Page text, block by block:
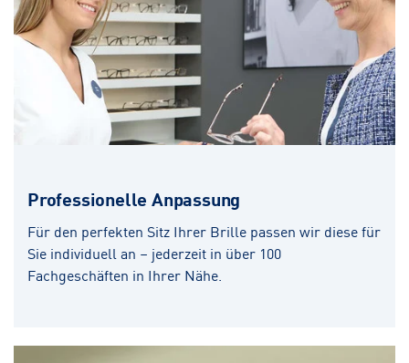
Professionelle Anpassung
Für den perfekten Sitz Ihrer Brille passen wir diese für
Sie individuell an – jederzeit in über 100
Fachgeschäften in Ihrer Nähe.